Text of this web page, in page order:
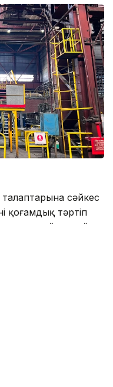
сәйкес
қоғамдық тәртіп
сондай-ақ сайлау